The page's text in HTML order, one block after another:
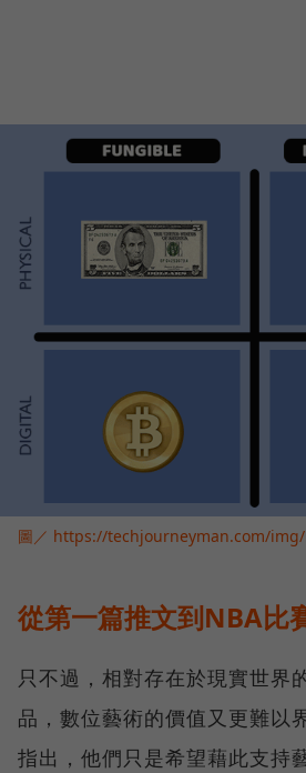
圖／ https://techjourneyman.com/
從第一篇推文到NBA比
只不過，相對存在於現實世界
品，數位藝術的價值又更難以
指出，他們只是希望藉此支持